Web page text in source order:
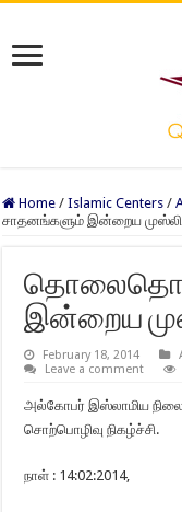
Home / Islamic Centers /
சாதனங்களும் இன்றைய
இன்றைய
February 18, 2014
Leave a comment
அல்கோபர் இஸ்லாமிய
சொற்பொழிவு நிகழ்ச்சி.
நாள் : 14:02:2014,